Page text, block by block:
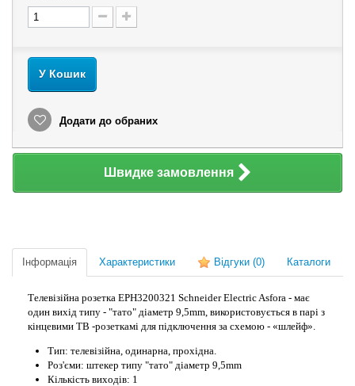
У Кошик
Додати до обраних
Швидке замовлення
Інформація Характеристики Відгуки (0) Каталоги
Телевізійна розетка EPH3200321 Schneider Electric Asfora - має
один вихід типу - "тато" діаметр 9,5mm, використовується в парі з
кінцевими ТВ -розеткамі для підключення за схемою - «шлейф».
Тип: телевізійна, одинарна, прохідна.
Роз'єми: штекер типу "тато" діаметр 9,5mm
Кількість виходів: 1